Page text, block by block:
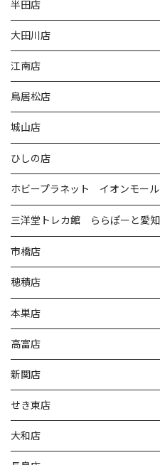
半田店
大田川店
江南店
鳥居松店
城山店
ひしの店
ホビープラネット イオンモー
三洋堂トレカ館 ららぽーと愛
市橋店
穂積店
本巣店
高富店
新関店
せき東店
大和店